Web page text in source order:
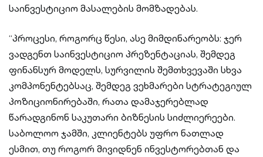
საინვესტიციო მასალების მომზადებას.
“პროცესი, როგორც წესი, ასე მიმდინარეობს: ჯერ
ვადგენთ საინვესტიციო პრეზენტაციას, შემდეგ
ფინანსურ მოდელს, სურვილის შემთხვევაში სხვა
კომპონენტებსაც, შემდეგ ვეხმარები სტრატეგიულ
პოზიციონირებაში, რათა დამაჯერებლად
წარადგინონ საკუთარი ბიზნესის სიძლიერეები.
საბოლოო ჯამში, კლიენტებს უფრო ნათლად
ესმით, თუ როგორ მივიდნენ ინვესტორებთან და